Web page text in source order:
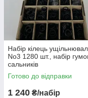
Набір кілець
No3 1280 шт., набір
сальників
Готово до відправки
1 240 ₴/набір